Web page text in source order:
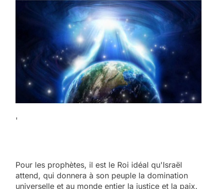
'
Pour les prophètes, il est le Roi idéal qu'Israël
attend, qui donnera à son peuple la domination
universelle et au monde entier la justice et la paix.